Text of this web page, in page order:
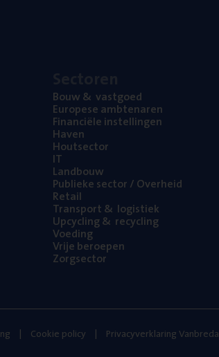
Bouw& vastgoed
Euro­pe­se ambtenaren
Finan­ci­ë­le instellingen
Haven
Hout­sec­tor
IT
Land­bouw
Publie­ke sec­tor / Overheid
Retail
Trans­port& logistiek
Upcy­cling& recycling
Voe­ding
Vrije beroe­pen
Zorg­sec­tor
Cookie policy Privacyverklaring Vanbreda